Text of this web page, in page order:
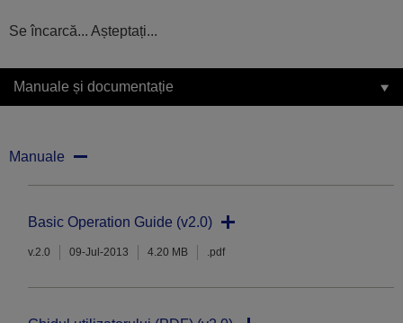
Se încarcă... Așteptați...
Manuale și documentație
Manuale
Basic Operation Guide (v2.0)
v.2.0 09-Jul-2013 4.20 MB .pdf